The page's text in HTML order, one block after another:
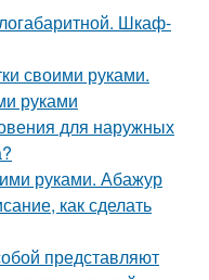
Шкаф-
своими руками.
руками
для наружных
руками. Абажур
как сделать
представляют